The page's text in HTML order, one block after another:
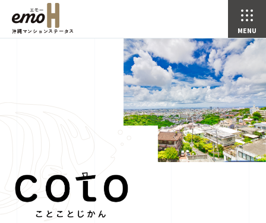
沖縄マンションステータス